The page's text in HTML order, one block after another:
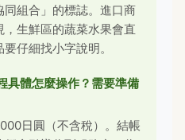
組合」的標誌。進口商
生鮮區的蔬菜水果會直
仔細找小字說明。
具體怎麼操作？需要準備
日圓（不含稅）。結帳